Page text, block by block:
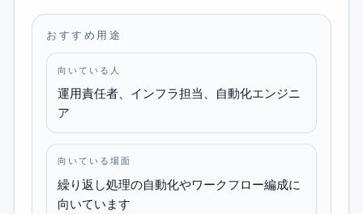
おすすめ用途
向いている人
運用責任者、インフラ担当、自動化エンジニ
ア
向いている場面
繰り返し処理の自動化やワークフロー編成に
向いています